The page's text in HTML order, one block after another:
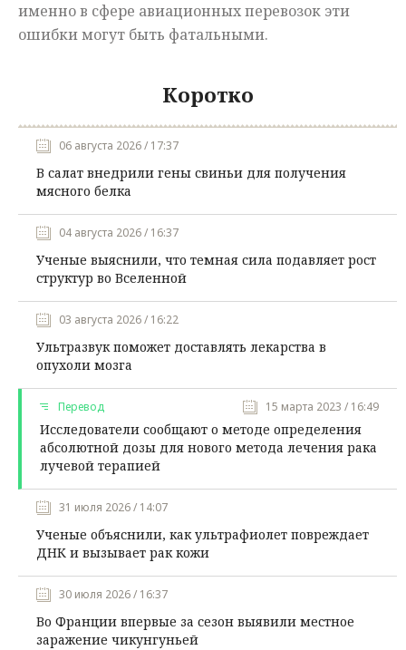
именно в сфере авиационных перевозок эти
ошибки могут быть фатальными.
Коротко
06 августа 2026 / 17:37
В салат внедрили гены свиньи для получения
мясного белка
04 августа 2026 / 16:37
Ученые выяснили, что темная сила подавляет рост
структур во Вселенной
03 августа 2026 / 16:22
Ультразвук поможет доставлять лекарства в
опухоли мозга
Перевод 15 марта 2023 / 16:49
Исследователи сообщают о методе определения
абсолютной дозы для нового метода лечения рака
лучевой терапией
31 июля 2026 / 14:07
Ученые объяснили, как ультрафиолет повреждает
ДНК и вызывает рак кожи
30 июля 2026 / 16:37
Во Франции впервые за сезон выявили местное
заражение чикунгуньей